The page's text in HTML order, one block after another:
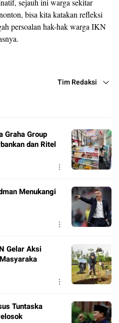
sejauh ini warga sekitar
bisa kita katakan refleksi
persoalan hak-hak warga IKN
Tim Redaksi
Graha Group
dan Ritel
Menukangi
Gelar Aksi
Tuntaska